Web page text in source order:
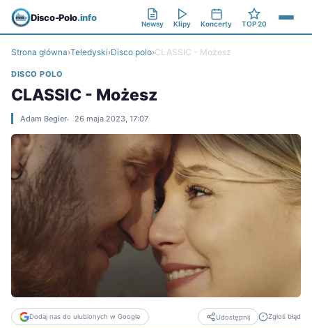
Disco-Polo.info
Newsy Klipy Koncerty TOP 20
Strona główna›Teledyski›Disco polo›CLASSIC - Możesz
DISCO POLO
CLASSIC - Możesz
Adam Begier 26 maja 2023, 17:07
Dodaj nas do ulubionych w Google Udostępnij Zgłoś błąd